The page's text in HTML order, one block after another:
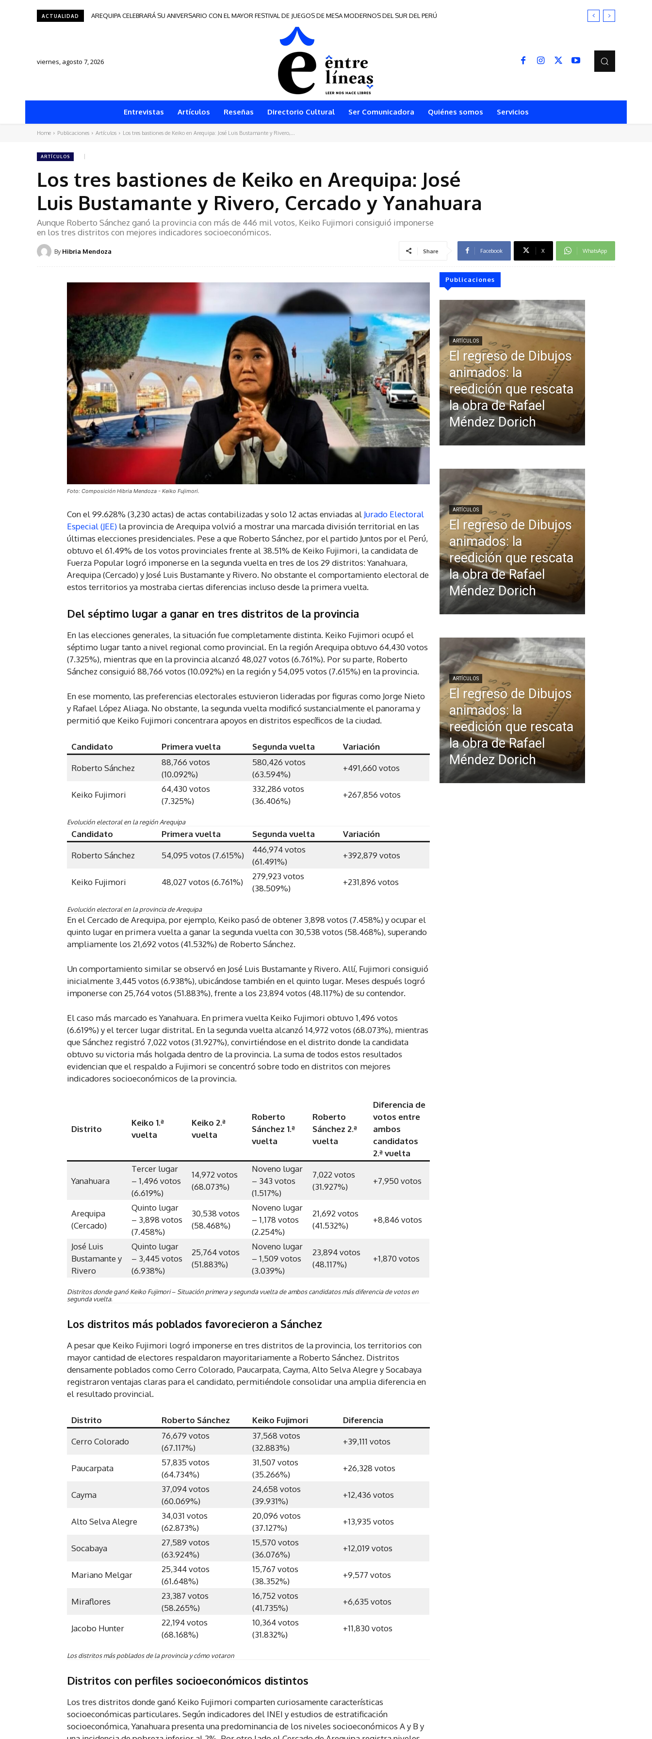
ACTUALIDAD AREQUIPA CELEBRARÁ SU ANIVERSARIO CON EL MAYOR FESTIVAL DE JUEGOS DE MESA MODERNOS DEL SUR DEL PERÚ
viernes, agosto 7, 2026
Entrevistas Artículos Reseñas Directorio Cultural Ser Comunicadora Quiénes somos Servicios
Home Publicaciones Artículos Los tres bastiones de Keiko en Arequipa: José Luis Bustamante y Rivero,...
ARTÍCULOS
Los tres bastiones de Keiko en Arequipa: José
Luis Bustamante y Rivero, Cercado y Yanahuara
Aunque Roberto Sánchez ganó la provincia con más de 446 mil votos, Keiko Fujimori consiguió imponerse
en los tres distritos con mejores indicadores socioeconómicos.
By Hibria Mendoza Share Facebook X WhatsApp
Foto: Composición Hibria Mendoza - Keiko Fujimori.
Con el 99.628% (3,230 actas) de actas contabilizadas y solo 12 actas enviadas al Jurado Electoral
Especial (JEE) la provincia de Arequipa volvió a mostrar una marcada división territorial en las
últimas elecciones presidenciales. Pese a que Roberto Sánchez, por el partido Juntos por el Perú,
obtuvo el 61.49% de los votos provinciales frente al 38.51% de Keiko Fujimori, la candidata de
Fuerza Popular logró imponerse en la segunda vuelta en tres de los 29 distritos: Yanahuara,
Arequipa (Cercado) y José Luis Bustamante y Rivero. No obstante el comportamiento electoral de
estos territorios ya mostraba ciertas diferencias incluso desde la primera vuelta.
Del séptimo lugar a ganar en tres distritos de la provincia
En las elecciones generales, la situación fue completamente distinta. Keiko Fujimori ocupó el
séptimo lugar tanto a nivel regional como provincial. En la región Arequipa obtuvo 64,430 votos
(7.325%), mientras que en la provincia alcanzó 48,027 votos (6.761%). Por su parte, Roberto
Sánchez consiguió 88,766 votos (10.092%) en la región y 54,095 votos (7.615%) en la provincia.
En ese momento, las preferencias electorales estuvieron lideradas por figuras como Jorge Nieto
y Rafael López Aliaga. No obstante, la segunda vuelta modificó sustancialmente el panorama y
permitió que Keiko Fujimori concentrara apoyos en distritos específicos de la ciudad.
Candidato Primera vuelta Segunda vuelta Variación
Roberto Sánchez
88,766 votos
(10.092%)
580,426 votos
(63.594%)
+491,660 votos
Keiko Fujimori
64,430 votos
(7.325%)
332,286 votos
(36.406%)
+267,856 votos
Evolución electoral en la región Arequipa
Candidato Primera vuelta Segunda vuelta Variación
Roberto Sánchez 54,095 votos (7.615%)
446,974 votos
(61.491%)
+392,879 votos
Keiko Fujimori 48,027 votos (6.761%)
279,923 votos
(38.509%)
+231,896 votos
Evolución electoral en la provincia de Arequipa
En el Cercado de Arequipa, por ejemplo, Keiko pasó de obtener 3,898 votos (7.458%) y ocupar el
quinto lugar en primera vuelta a ganar la segunda vuelta con 30,538 votos (58.468%), superando
ampliamente los 21,692 votos (41.532%) de Roberto Sánchez.
Un comportamiento similar se observó en José Luis Bustamante y Rivero. Allí, Fujimori consiguió
inicialmente 3,445 votos (6.938%), ubicándose también en el quinto lugar. Meses después logró
imponerse con 25,764 votos (51.883%), frente a los 23,894 votos (48.117%) de su contendor.
El caso más marcado es Yanahuara. En primera vuelta Keiko Fujimori obtuvo 1,496 votos
(6.619%) y el tercer lugar distrital. En la segunda vuelta alcanzó 14,972 votos (68.073%), mientras
que Sánchez registró 7,022 votos (31.927%), convirtiéndose en el distrito donde la candidata
obtuvo su victoria más holgada dentro de la provincia. La suma de todos estos resultados
evidencian que el respaldo a Fujimori se concentró sobre todo en distritos con mejores
indicadores socioeconómicos de la provincia.
Distrito
Keiko 1.ª
vuelta
Keiko 2.ª
vuelta
Roberto
Sánchez 1.ª
vuelta
Roberto
Sánchez 2.ª
vuelta
Diferencia de
votos entre
ambos
candidatos
2.ª vuelta
Yanahuara
Tercer lugar
– 1,496 votos
(6.619%)
14,972 votos
(68.073%)
Noveno lugar
– 343 votos
(1.517%)
7,022 votos
(31.927%)
+7,950 votos
Arequipa
(Cercado)
Quinto lugar
– 3,898 votos
(7.458%)
30,538 votos
(58.468%)
Noveno lugar
– 1,178 votos
(2.254%)
21,692 votos
(41.532%)
+8,846 votos
José Luis
Bustamante y
Rivero
Quinto lugar
– 3,445 votos
(6.938%)
25,764 votos
(51.883%)
Noveno lugar
– 1,509 votos
(3.039%)
23,894 votos
(48.117%)
+1,870 votos
Distritos donde ganó Keiko Fujimori– Situación primera y segunda vuelta de ambos candidatos más diferencia de votos en
segunda vuelta.
Los distritos más poblados favorecieron a Sánchez
A pesar que Keiko Fujimori logró imponerse en tres distritos de la provincia, los territorios con
mayor cantidad de electores respaldaron mayoritariamente a Roberto Sánchez. Distritos
densamente poblados como Cerro Colorado, Paucarpata, Cayma, Alto Selva Alegre y Socabaya
registraron ventajas claras para el candidato, permitiéndole consolidar una amplia diferencia en
el resultado provincial.
Distrito Roberto Sánchez Keiko Fujimori Diferencia
Cerro Colorado
76,679 votos
(67.117%)
37,568 votos
(32.883%)
+39,111 votos
Paucarpata
57,835 votos
(64.734%)
31,507 votos
(35.266%)
+26,328 votos
Cayma
37,094 votos
(60.069%)
24,658 votos
(39.931%)
+12,436 votos
Alto Selva Alegre
34,031 votos
(62.873%)
20,096 votos
(37.127%)
+13,935 votos
Socabaya
27,589 votos
(63.924%)
15,570 votos
(36.076%)
+12,019 votos
Mariano Melgar
25,344 votos
(61.648%)
15,767 votos
(38.352%)
+9,577 votos
Miraflores
23,387 votos
(58.265%)
16,752 votos
(41.735%)
+6,635 votos
Jacobo Hunter
22,194 votos
(68.168%)
10,364 votos
(31.832%)
+11,830 votos
Los distritos más poblados de la provincia y cómo votaron
Distritos con perfiles socioeconómicos distintos
Los tres distritos donde ganó Keiko Fujimori comparten curiosamente características
socioeconómicas particulares. Según indicadores del INEI y estudios de estratificación
socioeconómica, Yanahuara presenta una predominancia de los niveles socioeconómicos A y B y
Publicaciones
ARTÍCULOS
El regreso de Dibujos
animados: la
reedición que rescata
la obra de Rafael
Méndez Dorich
ARTÍCULOS
El regreso de Dibujos
animados: la
reedición que rescata
la obra de Rafael
Méndez Dorich
ARTÍCULOS
El regreso de Dibujos
animados: la
reedición que rescata
la obra de Rafael
Méndez Dorich